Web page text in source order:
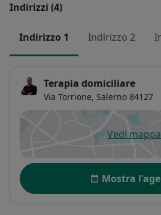
Indirizzi (4)
Indirizzo 1 Indirizzo 2
Terapia domiciliare
Via Torrione, Salerno 84127
Vedi mappa
si
Disponibilità
Mostra